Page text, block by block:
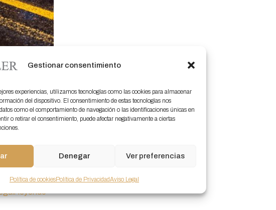
Gestionar consentimiento
experiencias, utilizamos tecnologías como las cookies para almacenar
del dispositivo. El consentimiento de estas tecnologías nos
como el comportamiento de navegación o las identificaciones únicas en
o retirar el consentimiento, puede afectar negativamente a ciertas
Denegar Ver preferencias
Política de cookiesPolítica de PrivacidadAviso Legal
el estudio
una serie
analizar el
leyendo